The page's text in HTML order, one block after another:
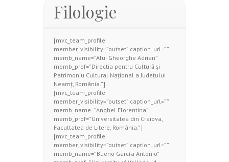
Filologie
[mvc_team_profile
member_visibility=”outset” caption_url=””
memb_name=”Alui Gheorghe Adrian”
memb_prof=”Directia pentru Cultură şi
Patrimoniu Cultural Naţional a Judeţului
Neamţ, România.”]
[mvc_team_profile
member_visibility=”outset” caption_url=””
memb_name=”Anghel Florentina”
memb_prof=”Universitatea din Craiova,
Facultatea de Litere, România.”]
[mvc_team_profile
member_visibility=”outset” caption_url=””
memb_name=”Bueno García Antonio”